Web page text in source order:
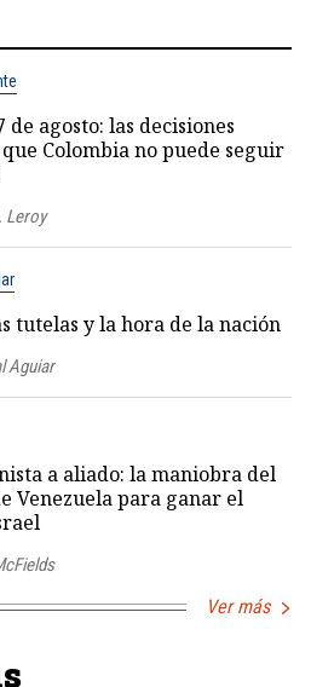
de agosto: las decisiones
Colombia no puede seguir
Leroy
tutelas y la hora de la nación
Aguiar
a aliado: la maniobra del
Venezuela para ganar el
Ver más